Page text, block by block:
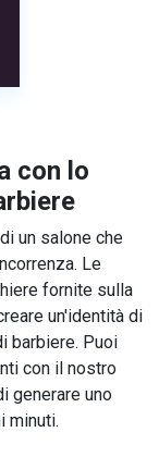
con lo
un salone che
Le
fornite sulla
un'identità di
barbiere. Puoi
con il nostro
generare uno
minuti.